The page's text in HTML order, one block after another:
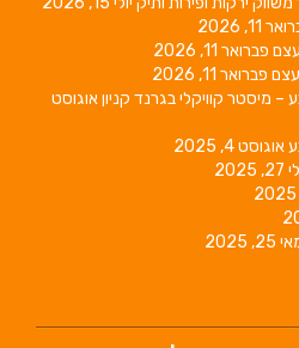
11, 2026
פברואר 11, 2026
פברואר 11, 2026
מיסטר קוויקלי בגרנד קניוןאוגוסט
אוגוסט 4, 2025
2025
25, 2025